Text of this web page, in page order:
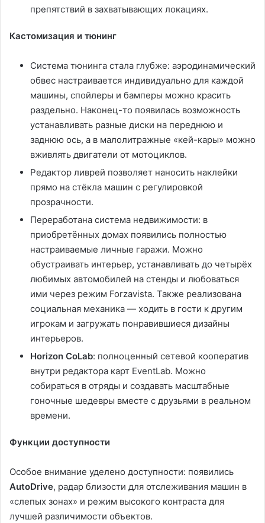
препятствий в захватывающих локациях.
Кастомизация и тюнинг
Система тюнинга стала глубже: аэродинамический
обвес настраивается индивидуально для каждой
машины, спойлеры и бамперы можно красить
раздельно. Наконец-то появилась возможность
устанавливать разные диски на переднюю и
заднюю ось, а в малолитражные «кей-кары» можно
вживлять двигатели от мотоциклов.
Редактор ливрей позволяет наносить наклейки
прямо на стёкла машин с регулировкой
прозрачности.
Переработана система недвижимости: в
приобретённых домах появились полностью
настраиваемые личные гаражи. Можно
обустраивать интерьер, устанавливать до четырёх
любимых автомобилей на стенды и любоваться
ими через режим Forzavista. Также реализована
социальная механика — ходить в гости к другим
игрокам и загружать понравившиеся дизайны
интерьеров.
Horizon CoLab: полноценный сетевой кооператив
внутри редактора карт EventLab. Можно
собираться в отряды и создавать масштабные
гоночные шедевры вместе с друзьями в реальном
времени.
Функции доступности
Особое внимание уделено доступности: появились
AutoDrive, радар близости для отслеживания машин в
«слепых зонах» и режим высокого контраста для
лучшей различимости объектов.